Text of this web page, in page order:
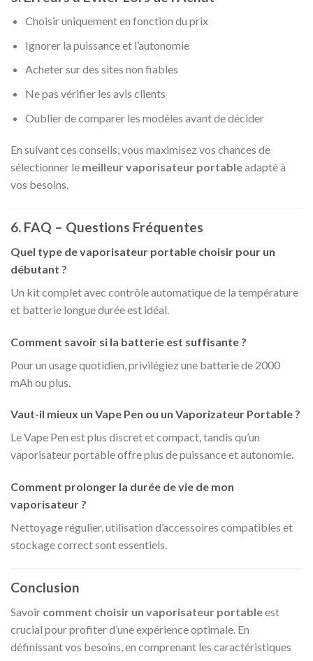
Choisir uniquement en fonction du prix
Ignorer la puissance et l’autonomie
Acheter sur des sites non fiables
Ne pas vérifier les avis clients
Oublier de comparer les modèles avant de décider
En suivant ces conseils, vous maximisez vos chances de
sélectionner le meilleur vaporisateur portableadapté à
vos besoins.
6. FAQ – Questions Fréquentes
Quel type de vaporisateur portable choisir pour un
débutant ?
Un kit complet avec contrôle automatique de la température
et batterie longue durée est idéal.
Comment savoir si la batterie est suffisante ?
Pour un usage quotidien, privilégiez une batterie de 2000
mAh ou plus.
Vaut-il mieux un Vape Pen ou un Vaporizateur Portable ?
Le Vape Pen est plus discret et compact, tandis qu’un
vaporisateur portable offre plus de puissance et autonomie.
Comment prolonger la durée de vie de mon
vaporisateur ?
Nettoyage régulier, utilisation d’accessoires compatibles et
stockage correct sont essentiels.
Conclusion
Savoir comment choisir un vaporisateur portableest
crucial pour profiter d’une expérience optimale. En
définissant vos besoins, en comprenant les caractéristiques